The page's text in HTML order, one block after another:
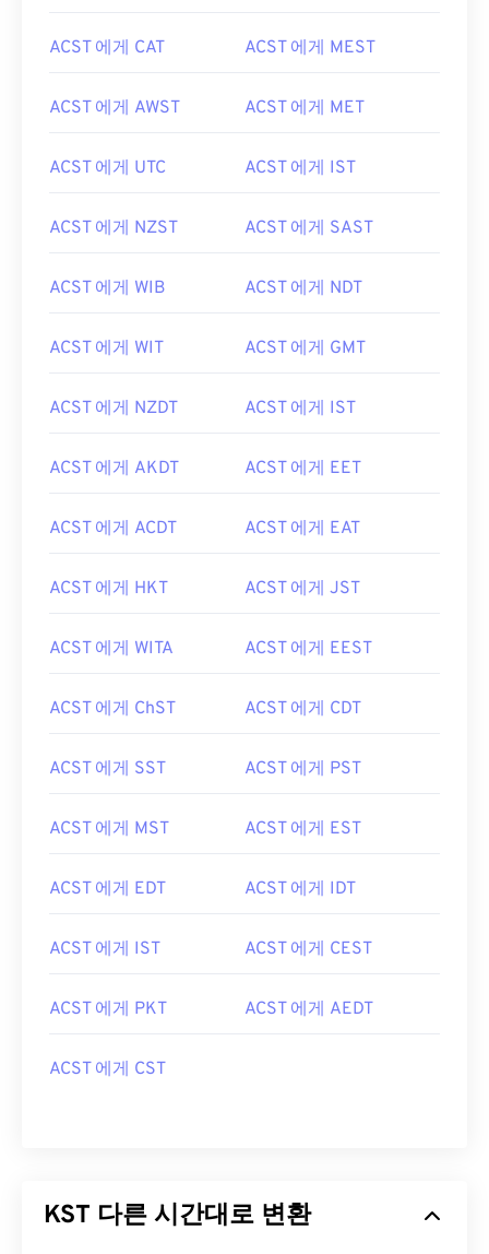
ACST 에게 CAT ACST 에게 MEST
ACST 에게 AWST ACST 에게 MET
ACST 에게 UTC ACST 에게 IST
ACST 에게 NZST ACST 에게 SAST
ACST 에게 WIB ACST 에게 NDT
ACST 에게 WIT ACST 에게 GMT
ACST 에게 NZDT ACST 에게 IST
ACST 에게 AKDT ACST 에게 EET
ACST 에게 ACDT ACST 에게 EAT
ACST 에게 HKT ACST 에게 JST
ACST 에게 WITA ACST 에게 EEST
ACST 에게 ChST ACST 에게 CDT
ACST 에게 SST ACST 에게 PST
ACST 에게 MST ACST 에게 EST
ACST 에게 EDT ACST 에게 IDT
ACST 에게 IST ACST 에게 CEST
ACST 에게 PKT ACST 에게 AEDT
ACST 에게 CST
KST 다른 시간대로 변환